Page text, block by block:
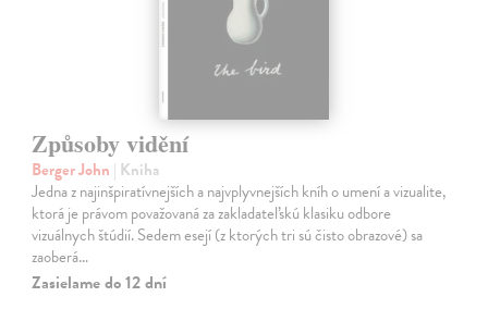
Způsoby vidění
Berger John | Kniha
Jedna z najinšpiratívnejších a najvplyvnejších kníh o umení a vizualite,
ktorá je právom považovaná za zakladateľskú klasiku odbore
vizuálnych štúdií. Sedem esejí (z ktorých tri sú čisto obrazové) sa
zaoberá…
Zasielame do 12 dní